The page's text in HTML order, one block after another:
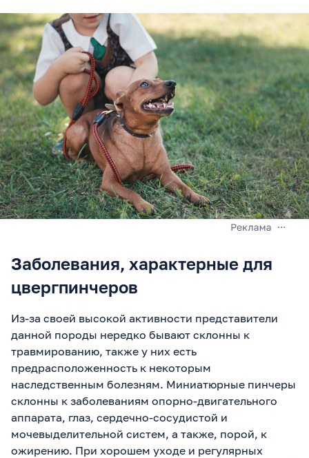
Заболевания, характерные для
цвергпинчеров
Из-за своей высокой активности представители
данной породы нередко бывают склонны к
травмированию, также у них есть
предрасположенность к некоторым
наследственным болезням. Миниатюрные пинчеры
склонны к заболеваниям опорно-двигательного
аппарата, глаз, сердечно-сосудистой и
мочевыделительной систем, а также, порой, к
ожирению. При хорошем уходе и регулярных